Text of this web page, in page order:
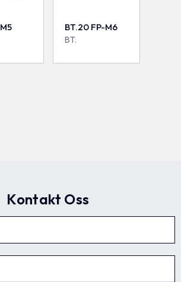
BT.20 FP-M6
BT.
Kontakt Oss